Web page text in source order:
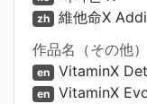
zh 維他命X
作品名（その他）
en VitaminX
en VitaminX